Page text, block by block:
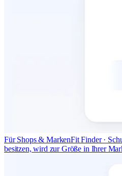
Für Shops & MarkenFit Finder ·
besitzen, wird zur Größe in Ihrer